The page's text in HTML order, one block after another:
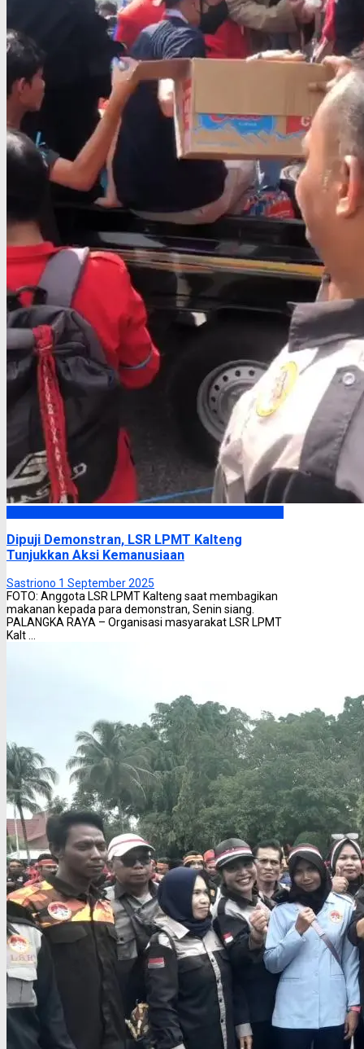
Dipuji Demonstran, LSR LPMT Kalteng
Tunjukkan Aksi Kemanusiaan
Sastriono 1 September 2025
FOTO: Anggota LSR LPMT Kalteng saat membagikan
makanan kepada para demonstran, Senin siang.
PALANGKA RAYA – Organisasi masyarakat LSR LPMT
Kalt ...